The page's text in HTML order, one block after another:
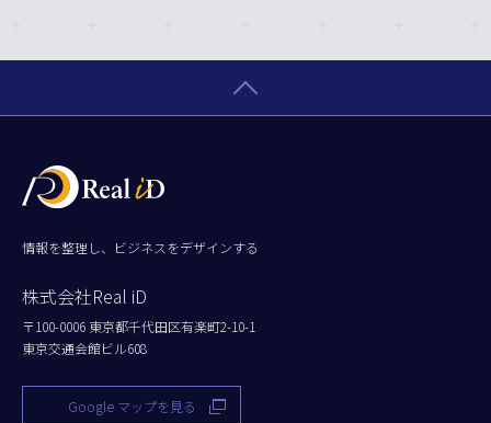
情報を整理し、ビジネスをデザインする
株式会社Real iD
〒100-0006 東京都千代田区有楽町2-10-1
東京交通会館ビル608
Google マップを見る